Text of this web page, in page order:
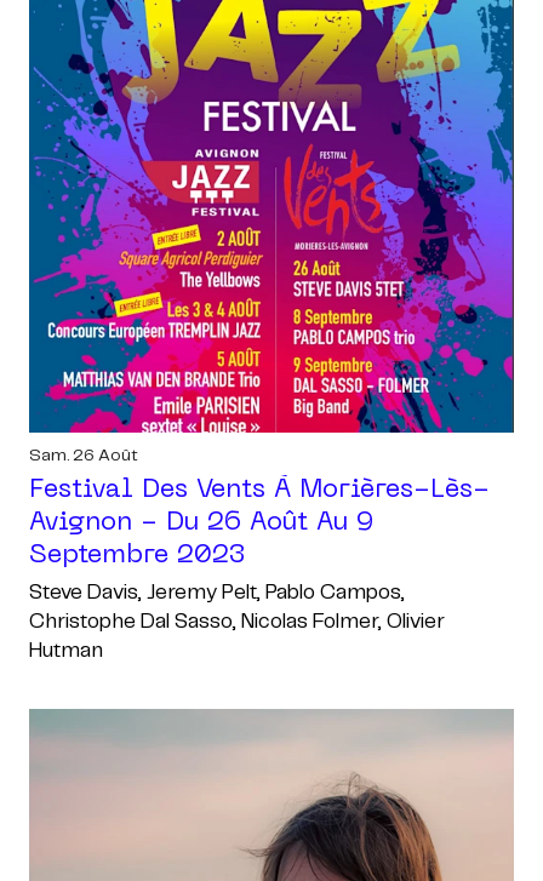
Sam. 26 Août
Festival Des Vents À Morières-Lès-
Avignon - Du 26 Août Au 9
Septembre 2023
Steve Davis, Jeremy Pelt, Pablo Campos,
Christophe Dal Sasso, Nicolas Folmer, Olivier
Hutman